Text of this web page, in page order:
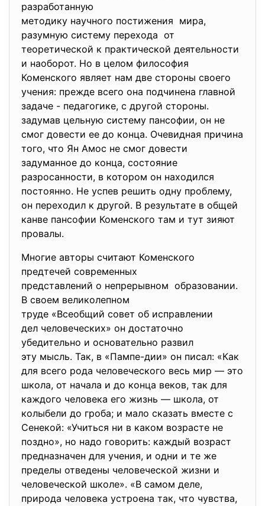
разработанную
методику научного постижения мира,
разумную систему перехода от
теоретической к практической деятельности
и наоборот. Но в целом философия
Коменского являет нам две стороны своего
учения: прежде всего она подчинена главной
задаче - педагогике, с другой стороны.
задумав цельную систему пансофии, он не
смог довести ее до конца. Очевидная причина
того, что Ян Амос не смог довести
задуманное до конца, состояние
разросанности, в котором он находился
постоянно. Не успев решить одну проблему,
он переходил к другой. В результате в общей
канве пансофии Коменского там и тут зияют
провалы.
Многие авторы считают Коменского
предтечей современных
представлений о непрерывном образовании.
В своем великолепном
труде «Всеобщий совет об исправлении
дел человеческих» он достаточно
убедительно и основательно развил
эту мысль. Так, в «Пампе-дии» он писал: «Как
для всего рода человеческого весь мир — это
школа, от начала и до конца веков, так для
каждого человека его жизнь — школа, от
колыбели до гроба; и мало сказать вместе с
Сенекой: «Учиться ни в каком возрасте не
поздно», но надо говорить: каждый возраст
предназначен для учения, и одни и те же
пределы отведены человеческой жизни и
человеческой школе». «В самом деле,
природа человека устроена так, что чувства,